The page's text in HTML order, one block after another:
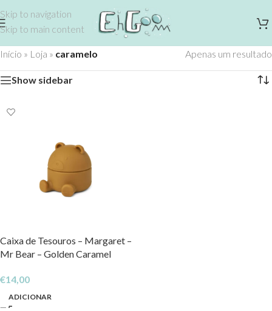
Skip to navigation
Skip to main content
Início » Loja » caramelo Apenas um resultado
Show sidebar
Caixa de Tesouros – Margaret –
Mr Bear – Golden Caramel
€14,00
ADICIONAR